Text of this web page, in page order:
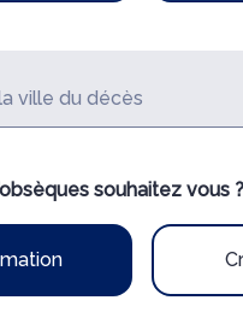
ville du décès
souhaitez vous ?